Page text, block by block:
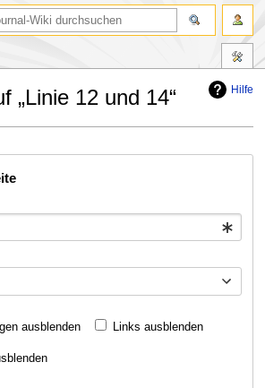
Hilfe
„Linie 12 und 14“
ausblenden Links ausblenden